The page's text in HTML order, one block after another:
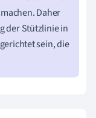
Daher
der Stützlinie in
sein, die